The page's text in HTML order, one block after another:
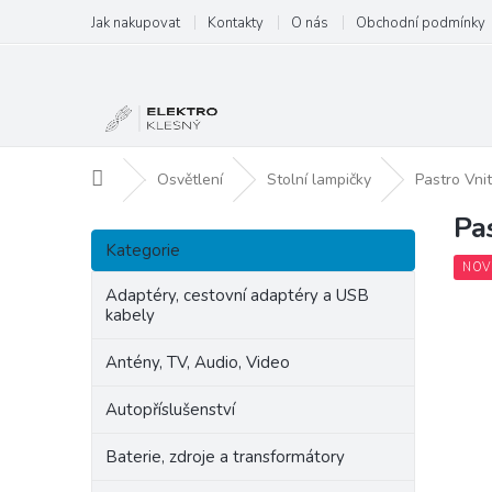
obsah
Jak nakupovat Kontakty O nás Obchodní podmínky
Domů Osvětlení Stolní lampičky Pastro
P
s
Přeskočit
kategorie
Kategorie
Adaptéry, cestovní adaptéry a USB
kabely
Antény, TV, Audio, Video
Autopříslušenství
Baterie, zdroje a transformátory